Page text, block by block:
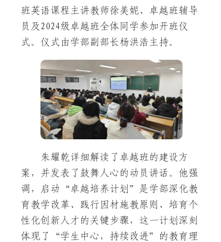
班英语课程主讲教师徐美妮、卓越班辅导
员及2024级卓越班全体同学参加开班仪
式。仪式由学部副部长杨洪浩主持。
朱耀乾详细解读了卓越班的建设方
案，并发表了鼓舞人心的动员讲话。他强
调，启动“卓越培养计划”是学部深化教
育教学改革、践行因材施教原则、培育个
性化创新人才的关键步骤，这一计划深刻
体现了“学生中心，持续改进”的教育理